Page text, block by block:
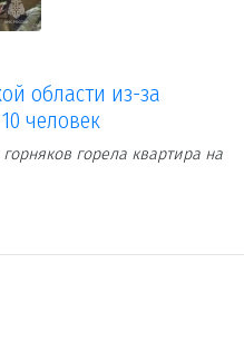
области из-за
человек
горела квартира на